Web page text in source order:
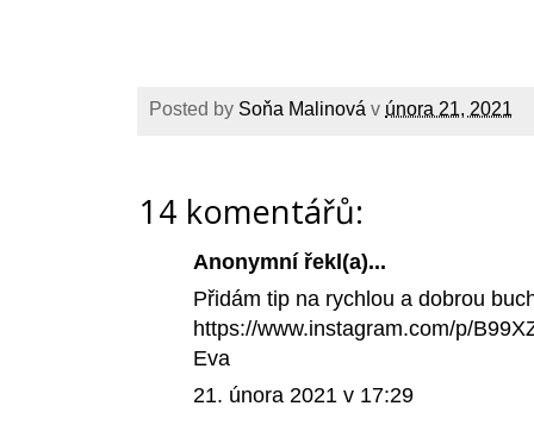
Posted by Soňa Malinová v února 21, 2021
14 komentářů:
Anonymní řekl(a)...
Přidám tip na rychlou a dobrou
https://www.instagram.com/p/
Eva
21. února 2021 v 17:29